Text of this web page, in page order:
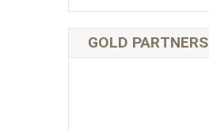
GOLD PARTNERS